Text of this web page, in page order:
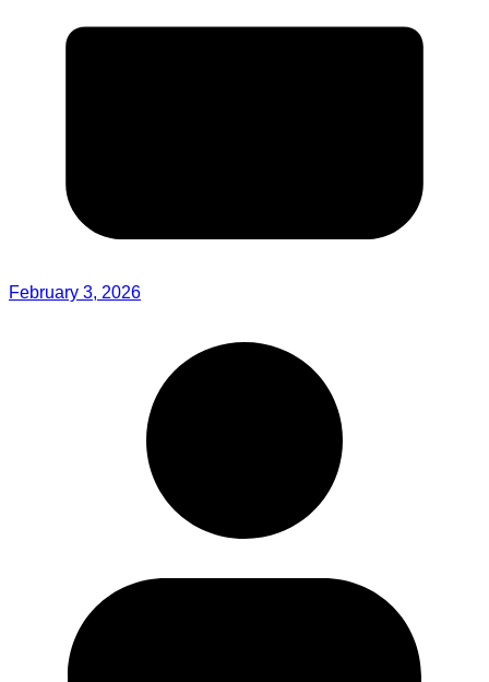
February 3, 2026